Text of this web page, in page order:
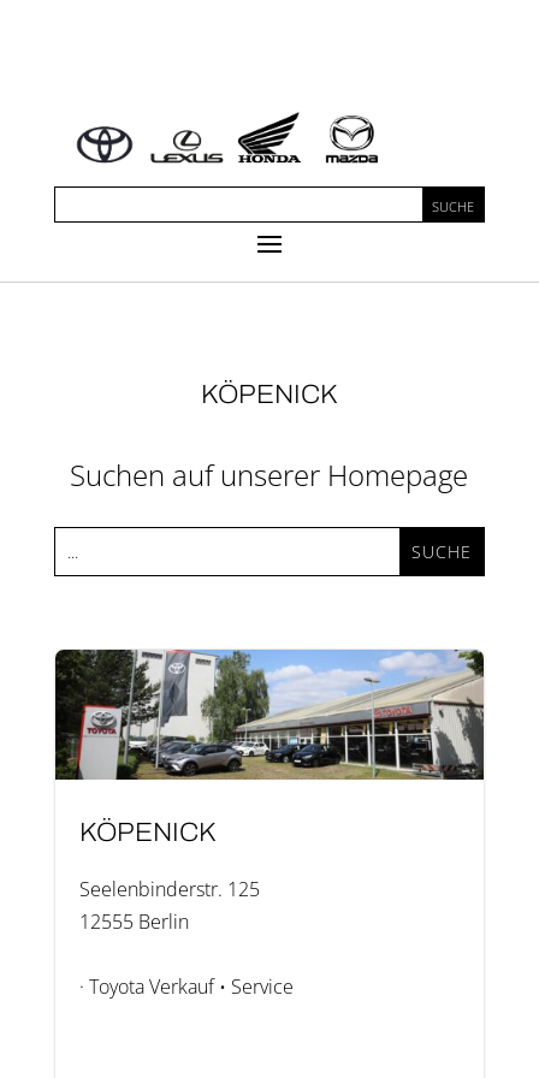
KÖPENICK
Suchen auf unserer Homepage
KÖPE­NICK
See­len­bin­der­str. 125
12555 Ber­lin
· Toyota Ver­kauf • Ser­vice